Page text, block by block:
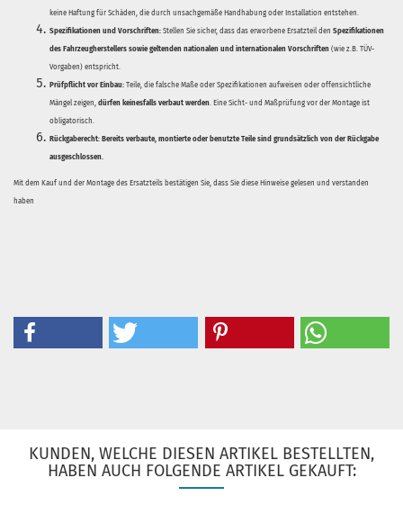
keine Haftung für Schäden, die durch unsachgemäße Handhabung oder Installation entstehen.
Spezifikationen und Vorschriften: Stellen Sie sicher, dass das erworbene Ersatzteil den Spezifikationen
des Fahrzeugherstellers sowie geltenden nationalen und internationalen Vorschriften (wie z.B. TÜV-
Vorgaben) entspricht.
Prüfpflicht vor Einbau: Teile, die falsche Maße oder Spezifikationen aufweisen oder offensichtliche
Mängel zeigen, dürfen keinesfalls verbaut werden. Eine Sicht- und Maßprüfung vor der Montage ist
obligatorisch.
Rückgaberecht: Bereits verbaute, montierte oder benutzte Teile sind grundsätzlich von der Rückgabe
ausgeschlossen.
Mit dem Kauf und der Montage des Ersatzteils bestätigen Sie, dass Sie diese Hinweise gelesen und verstanden
haben
KUNDEN, WELCHE DIESEN ARTIKEL BESTELLTEN,
HABEN AUCH FOLGENDE ARTIKEL GEKAUFT: